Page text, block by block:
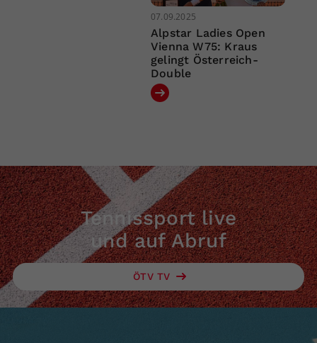
07.09.2025
Alpstar Ladies Open
Vienna W75: Kraus
gelingt Österreich-
Double
Tennissport live
und auf Abruf
ÖTV TV